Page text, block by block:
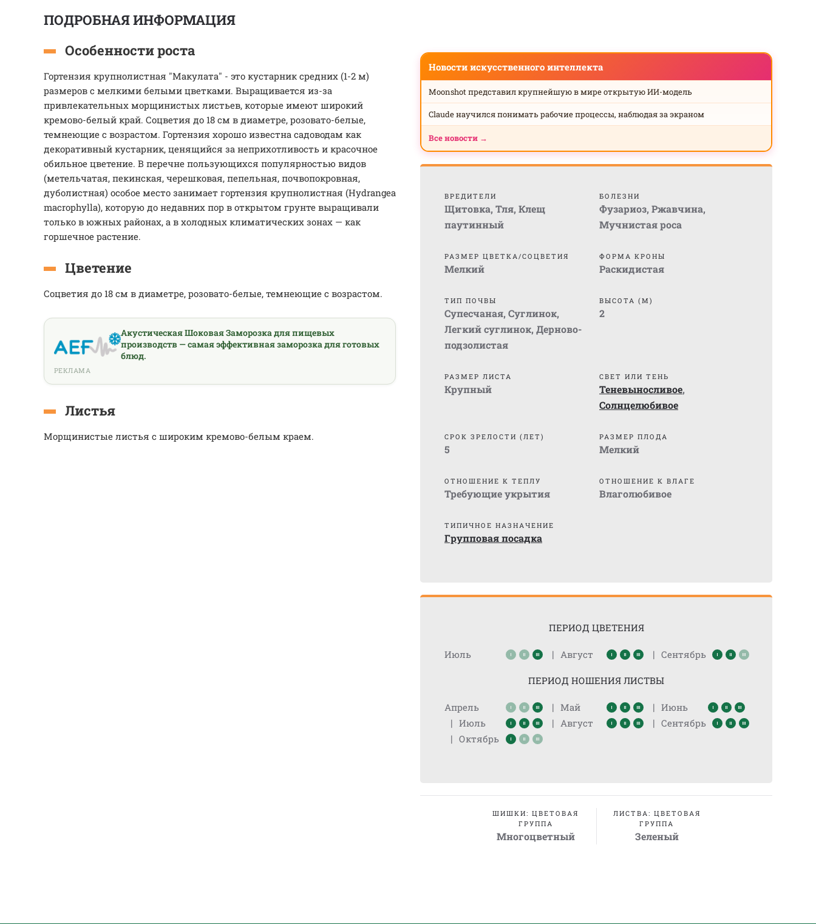
ПОДРОБНАЯ ИНФОРМАЦИЯ
Особенности роста
Гортензия крупнолистная "Макулата" - это кустарник средних (1-2 м)
размеров с мелкими белыми цветками. Выращивается из-за
привлекательных морщинистых листьев, которые имеют широкий
кремово-белый край. Соцветия до 18 см в диаметре, розовато-белые,
темнеющие с возрастом. Гортензия хорошо известна садоводам как
декоративный кустарник, ценящийся за неприхотливость и красочное
обильное цветение. В перечне пользующихся популярностью видов
(метельчатая, пекинская, черешковая, пепельная, почвопокровная,
дуболистная) особое место занимает гортензия крупнолистная (Hydrangea
macrophylla), которую до недавних пор в открытом грунте выращивали
только в южных районах, а в холодных климатических зонах — как
горшечное растение.
Цветение
Соцветия до 18 см в диаметре, розовато-белые, темнеющие с возрастом.
Акустическая Шоковая Заморозка для пищевых
производств — самая эффективная заморозка для готовых
блюд.
РЕКЛАМА
Листья
Морщинистые листья с широким кремово-белым краем.
Новости искусственного интеллекта
Moonshot представил крупнейшую в мире открытую ИИ-модель
Claude научился понимать рабочие процессы, наблюдая за экраном
Все новости →
ВРЕДИТЕЛИ
Щитовка, Тля, Клещ
паутинный
БОЛЕЗНИ
Фузариоз, Ржавчина,
Мучнистая роса
РАЗМЕР ЦВЕТКА/СОЦВЕТИЯ
Мелкий
ФОРМА КРОНЫ
Раскидистая
ТИП ПОЧВЫ
Супесчаная, Суглинок,
Легкий суглинок, Дерново-
подзолистая
ВЫСОТА (М)
2
РАЗМЕР ЛИСТА
Крупный
СВЕТ ИЛИ ТЕНЬ
Теневыносливое,
Солнцелюбивое
СРОК ЗРЕЛОСТИ (ЛЕТ)
5
РАЗМЕР ПЛОДА
Мелкий
ОТНОШЕНИЕ К ТЕПЛУ
Требующие укрытия
ОТНОШЕНИЕ К ВЛАГЕ
Влаголюбивое
ТИПИЧНОЕ НАЗНАЧЕНИЕ
Групповая посадка
ПЕРИОД ЦВЕТЕНИЯ
Июль | Август | Сентябрь
ПЕРИОД НОШЕНИЯ ЛИСТВЫ
Апрель | Май | Июнь
| Июль | Август | Сентябрь
| Октябрь
ШИШКИ: ЦВЕТОВАЯ
ГРУППА
Многоцветный
ЛИСТВА: ЦВЕТОВАЯ
ГРУППА
Зеленый